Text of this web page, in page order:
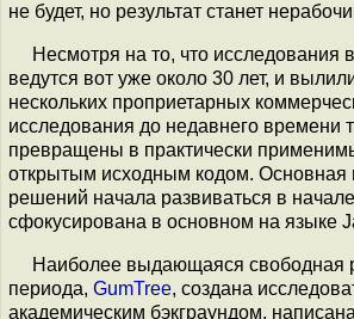
не будет, но результат станет
Несмотря на то, что исследования
ведутся вот уже около 30 лет, и
нескольких проприетарных
исследования до недавнего времени
превращены в практически
открытым исходным кодом.
решений начала развиваться в
сфокусирована в основном на языке
Наиболее выдающаяся свободная
периода, GumTree, создана
академическим бэкграундом,